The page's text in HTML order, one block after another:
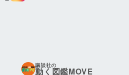
講談社の
動く図鑑MOVE